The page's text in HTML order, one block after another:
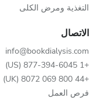
التغذية ومرض الكلى
الاتصال
info@bookdialysis.com
+1 877-394-6045 (US)
+44 800 069 8072 (UK)
فرص العمل